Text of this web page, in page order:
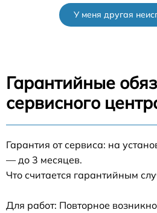
У меня другая
Гарантийные
сервисного
Гарантия от сервиса: на
— до 3 месяцев.
Что считается гарантийным
Для работ: Повторное